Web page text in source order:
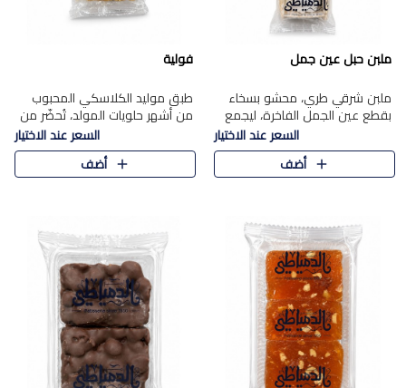
ملبن حبل عين جمل
ملبن شرقي طري، محشو بسخاء
بقطع عين الجمل الفاخرة، ليجمع
بين القوام الناعم وقرمشة الجوز
في مذاق شرقي أصيل.
السعر عند الاختيار
أضف
فولية
طبق موليد الكلاسكي المحبوب
من أشهر حلويات المولد، تُحضّر من
فول سوداني محمص بعناية
ومغلف بطبقة رقيقة من السكر
المكرمل، لتمنحك قرمشة أصيلة
السعر عند الاختيار
أضف